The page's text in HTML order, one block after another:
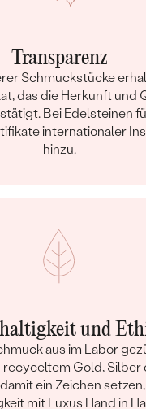
Transparenz
Schmuckstücke
das die Herkunft und
Bei Edelsteinen
internationaler
hinzu.
und
aus im Labor
recyceltem Gold, Silber
ein Zeichen
mit Luxus Hand in